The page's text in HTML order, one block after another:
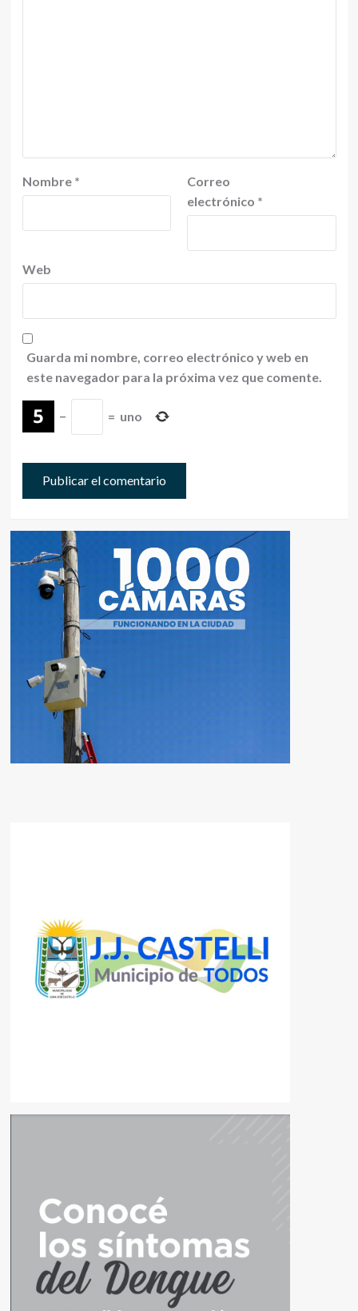
Nombre *
Correo
electrónico *
Web
Guarda mi nombre, correo electrónico y web en
este navegador para la próxima vez que comente.
− = uno